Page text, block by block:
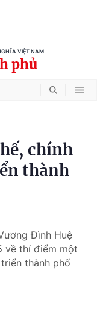
VIỆT NAM
phủ
chính
thành
Đình Huệ
về thí điểm một
thành phố